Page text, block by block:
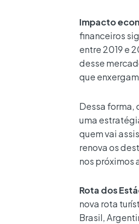
Impacto
financeiros
entre 2019 e
desse
que
Dessa forma,
uma
quem vai
renova os
nos próximos
Rota dos
nova rota
Brasil,